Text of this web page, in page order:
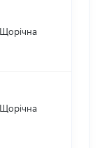
Щорічна
Щорічна